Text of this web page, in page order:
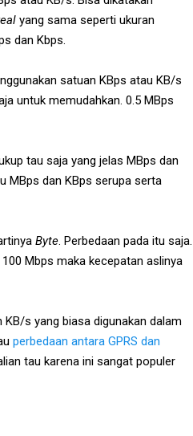
yang sama seperti ukuran
dan Kbps.
satuan KBps atau KB/s
untuk memudahkan. 0.5 MBps
tau saja yang jelas MBps dan
MBps dan KBps serupa serta
Byte. Perbedaan pada itu saja.
Mbps maka kecepatan aslinya
s yang biasa digunakan dalam
perbedaan antara GPRS dan
tau karena ini sangat populer